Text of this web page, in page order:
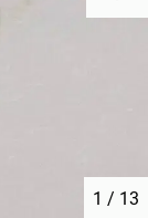
1 / 13